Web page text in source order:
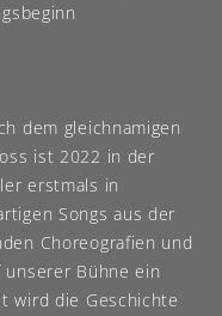
dem gleichnamigen
ist 2022 in der
erstmals in
Songs aus der
Choreografien und
Bühne ein
wird die Geschichte